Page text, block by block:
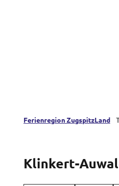
Ferienregion ZugspitzLand
Klinkert-